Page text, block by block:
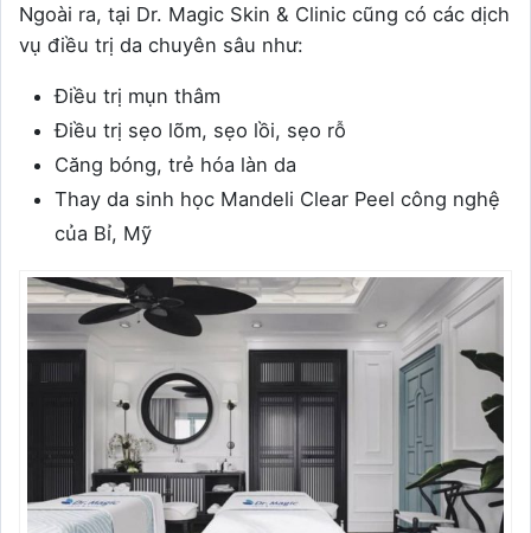
Ngoài ra, tại Dr. Magic Skin & Clinic cũng có các dịch
vụ điều trị da chuyên sâu như:
Điều trị mụn thâm
Điều trị sẹo lõm, sẹo lồi, sẹo rỗ
Căng bóng, trẻ hóa làn da
Thay da sinh học Mandeli Clear Peel công nghệ
của Bỉ, Mỹ